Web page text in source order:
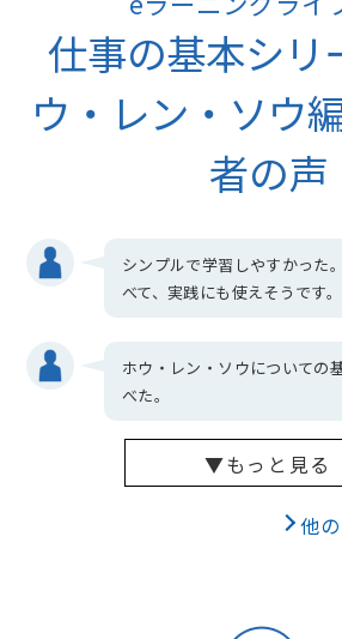
仕事の基本シリ
ウ・レン・ソウ
者の声
シンプルで学習しやすかった
べて、実践にも使えそうです。
ホウ・レン・ソウについての
べた。
▼もっと見る
他